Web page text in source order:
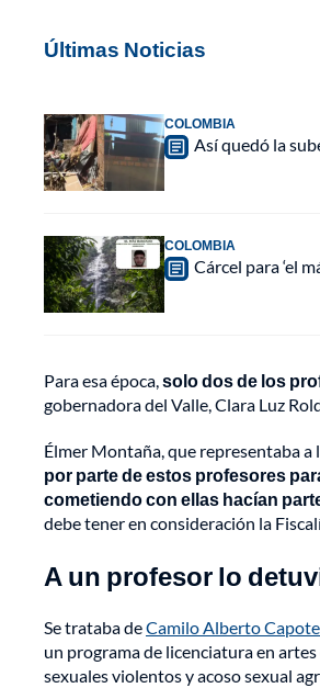
Últimas Noticias
COLOMBIA
Así quedó la
COLOMBIA
Cárcel para ‘el
Para esa época,solo dos de los
gobernadora del Valle, Clara Luz
Élmer Montaña, que representaba a
por parte de estos profesores
cometiendo con ellas hacían
debe tener en consideración la
A un profesor lo
Se trataba deCamilo Alberto
un programa de licenciatura en
sexuales violentos y acoso sexual